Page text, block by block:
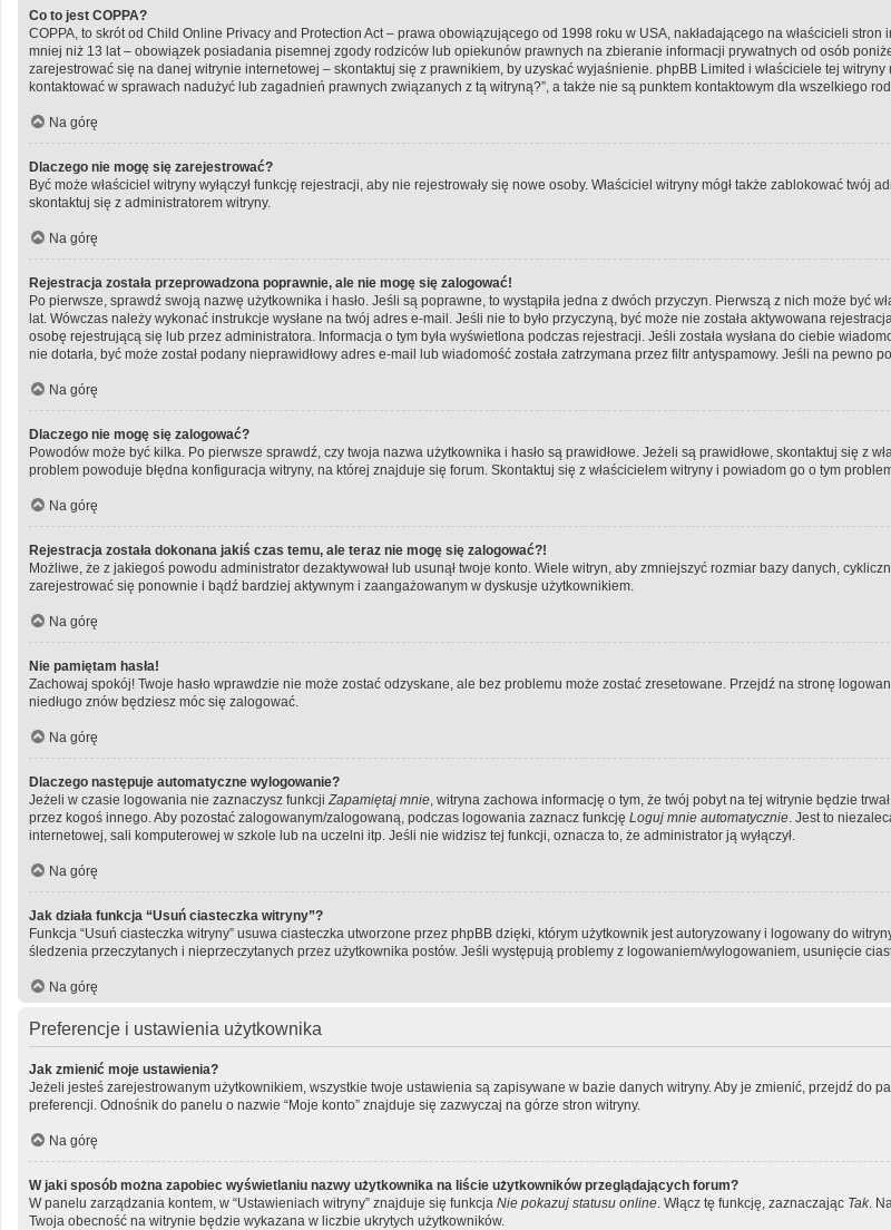
Co to jest COPPA?
COPPA, to skrót od Child Online Privacy and Protection Act – prawa obowiązującego od 1998 roku w USA, nakładającego na właścicieli
mniej niż 13 lat – obowiązek posiadania pisemnej zgody rodziców lub opiekunów prawnych na zbieranie informacji prywatnych od osób
zarejestrować się na danej witrynie internetowej – skontaktuj się z prawnikiem, by uzyskać wyjaśnienie. phpBB Limited i właściciele tej
kontaktować w sprawach nadużyć lub zagadnień prawnych związanych z tą witryną?”, a także nie są punktem kontaktowym dla wszelkiego
Na górę
Dlaczego nie mogę się zarejestrować?
Być może właściciel witryny wyłączył funkcję rejestracji, aby nie rejestrowały się nowe osoby. Właściciel witryny mógł także zablokować
skontaktuj się z administratorem witryny.
Na górę
Rejestracja została przeprowadzona poprawnie, ale nie mogę się zalogować!
Po pierwsze, sprawdź swoją nazwę użytkownika i hasło. Jeśli są poprawne, to wystąpiła jedna z dwóch przyczyn. Pierwszą z nich może być
lat. Wówczas należy wykonać instrukcje wysłane na twój adres e-mail. Jeśli nie to było przyczyną, być może nie została aktywowana
osobę rejestrującą się lub przez administratora. Informacja o tym była wyświetlona podczas rejestracji. Jeśli została wysłana do ciebie
nie dotarła, być może został podany nieprawidłowy adres e-mail lub wiadomość została zatrzymana przez filtr antyspamowy. Jeśli na
Na górę
Dlaczego nie mogę się zalogować?
Powodów może być kilka. Po pierwsze sprawdź, czy twoja nazwa użytkownika i hasło są prawidłowe. Jeżeli są prawidłowe, skontaktuj się z
problem powoduje błędna konfiguracja witryny, na której znajduje się forum. Skontaktuj się z właścicielem witryny i powiadom go o tym
Na górę
Rejestracja została dokonana jakiś czas temu, ale teraz nie mogę się zalogować?!
Możliwe, że z jakiegoś powodu administrator dezaktywował lub usunął twoje konto. Wiele witryn, aby zmniejszyć rozmiar bazy danych,
zarejestrować się ponownie i bądź bardziej aktywnym i zaangażowanym w dyskusje użytkownikiem.
Na górę
Nie pamiętam hasła!
Zachowaj spokój! Twoje hasło wprawdzie nie może zostać odzyskane, ale bez problemu może zostać zresetowane. Przejdź na stronę
niedługo znów będziesz móc się zalogować.
Na górę
Dlaczego następuje automatyczne wylogowanie?
Jeżeli w czasie logowania nie zaznaczysz funkcjiZapamiętaj mnie, witryna zachowa informację o tym, że twój pobyt na tej witrynie będzie
przez kogoś innego. Aby pozostać zalogowanym/zalogowaną, podczas logowania zaznacz funkcję Loguj mnie automatycznie. Jest to
internetowej, sali komputerowej w szkole lub na uczelni itp. Jeśli nie widzisz tej funkcji, oznacza to, że administrator ją wyłączył.
Na górę
Jak działa funkcja “Usuń ciasteczka witryny”?
Funkcja “Usuń ciasteczka witryny” usuwa ciasteczka utworzone przez phpBB dzięki, którym użytkownik jest autoryzowany i logowany do
śledzenia przeczytanych i nieprzeczytanych przez użytkownika postów. Jeśli występują problemy z logowaniem/wylogowaniem, usunięcie
Na górę
Preferencje i ustawienia użytkownika
Jak zmienić moje ustawienia?
Jeżeli jesteś zarejestrowanym użytkownikiem, wszystkie twoje ustawienia są zapisywane w bazie danych witryny. Aby je zmienić, przejdź do
preferencji. Odnośnik do panelu o nazwie “Moje konto” znajduje się zazwyczaj na górze stron witryny.
Na górę
W jaki sposób można zapobiec wyświetlaniu nazwy użytkownika na liście użytkowników przeglądających forum?
W panelu zarządzania kontem, w “Ustawieniach witryny” znajduje się funkcja Nie pokazuj statusu online. Włącz tę funkcję, zaznaczając Tak.
Twoja obecność na witrynie będzie wykazana w liczbie ukrytych użytkowników.